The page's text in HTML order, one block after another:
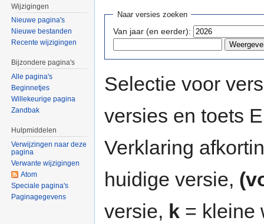
Naar versies zoeken
Van jaar (en eerder):
Selectie voor
versies en toets
Verklaring
huidige versie,
versie, k = kleine
Wijzigingen
Nieuwe pagina's
Nieuwe bestanden
Recente wijzigingen
Bijzondere pagina's
Alle pagina's
Beginnetjes
Willekeurige pagina
Zandbak
Hulpmiddelen
Verwijzingen naar deze
pagina
Verwante wijzigingen
Atom
Speciale pagina's
Paginagegevens